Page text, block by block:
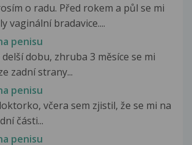
o radu. Před rokem a půl se mi
vaginální bradavice....
penisu
dobu, zhruba 3 měsíce se mi
zadní strany...
penisu
včera sem zjistil, že se mi na
části...
penisu